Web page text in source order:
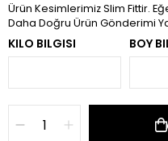
Ürün Kesimlerimiz Slim Fittir.
Daha Doğru Ürün Gönderimi
KILO BILGISI BOY